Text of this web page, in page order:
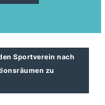
Sportverein nach
zu